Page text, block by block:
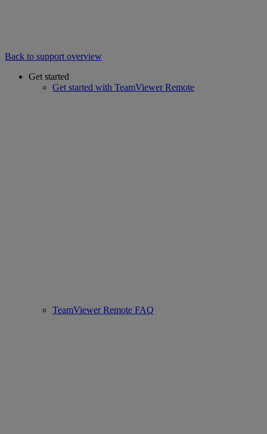
Back to support overview
Get started
Get started with TeamViewer Remote
TeamViewer Remote FAQ